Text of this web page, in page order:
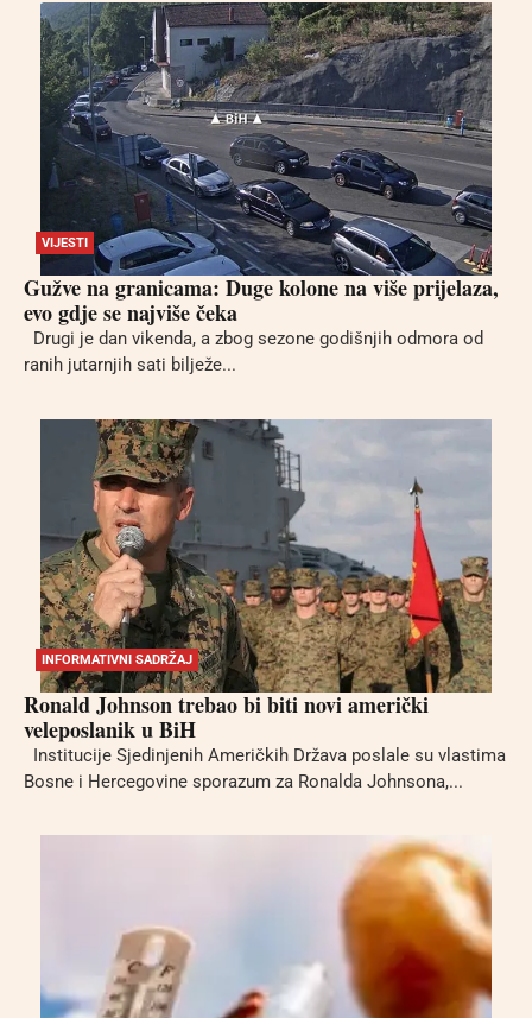
VIJESTI
Gužve na granicama: Duge kolone na više prijelaza,
evo gdje se najviše čeka
Drugi je dan vikenda, a zbog sezone godišnjih odmora od
ranih jutarnjih sati bilježe...
INFORMATIVNI SADRŽAJ
Ronald Johnson trebao bi biti novi američki
veleposlanik u BiH
Institucije Sjedinjenih Američkih Država poslale su vlastima
Bosne i Hercegovine sporazum za Ronalda Johnsona,...